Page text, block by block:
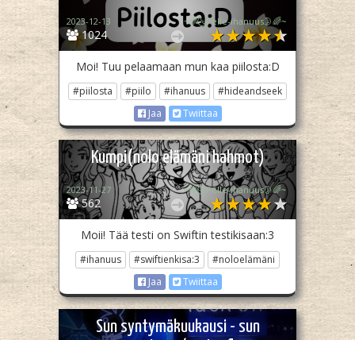
1024
2023-12-13 ~🌈🌜Pelle-ihanuus🌛🌈~
Moi! Tuu pelaamaan mun kaa piilosta:D
#piilosta #piilo #ihanuus
#hideandseek
Jaa
Twiittaa
Kumpi(nolo elämäni hahmot)
562
2023-11-27 ~🌈🌜Pelle-ihanuus🌛🌈~
Moii! Tää testi on Swiftin testikisaan:3
#ihanuus #swiftienkisa:3
#noloelämäni
Jaa
Twiittaa
Sun syntymäkuukausi - sun